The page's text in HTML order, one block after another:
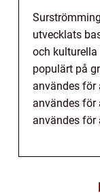
utvecklats
och kulturella
populärt på
användes för
användes för
användes för